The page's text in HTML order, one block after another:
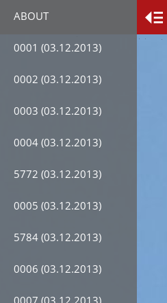
ABOUT
0001 (03.12.2013)
0002 (03.12.2013)
0003 (03.12.2013)
0004 (03.12.2013)
5772 (03.12.2013)
0005 (03.12.2013)
5784 (03.12.2013)
0006 (03.12.2013)
0007 (03.12.2013)